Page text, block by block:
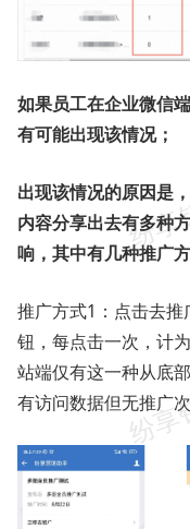
如果员工在企业微信
有可能出现该情况；
出现该情况的原因是
内容分享出去有多种
响，其中有几种推广
推广方式1：点击去
钮，每点击一次，计
站端仅有这一种从底
有访问数据但无推广次